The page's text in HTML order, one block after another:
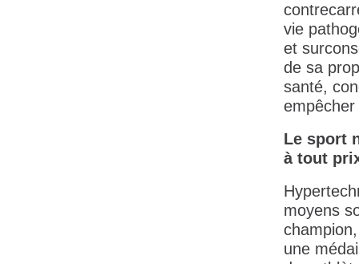
vie
et
de sa
santé,
empêcher
Le sport
à tout
moyens
une